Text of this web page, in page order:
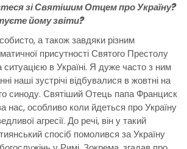
зі Святішим Отцем про Україну?
йому звіти?
а також завдяки різним
присутності Святого Престолу
в Україні. Я дуже часто з ним
наші зустрічі відбувалися в жовтні на
синоду. Святіший Отець папа Франциск
нас, особливо коли йдеться про Україну
агресії. До речі, він у такий
спосіб помолився за Україну